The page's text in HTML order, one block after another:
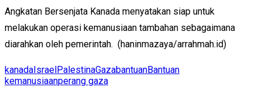
Angkatan Bersenjata Kanada menyatakan siap untuk
melakukan operasi kemanusiaan tambahan sebagaimana
diarahkan oleh pemerintah. (haninmazaya/arrahmah.id)
kanadaIsraelPalestinaGazabantuanBantuan
kemanusiaanperang gaza